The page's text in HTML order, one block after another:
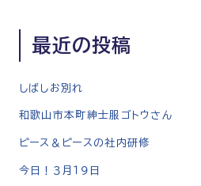
最近の投稿
しばしお別れ
和歌山市本町紳士服ゴトウさん
ピース＆ピースの社内研修
今日！３月１９日